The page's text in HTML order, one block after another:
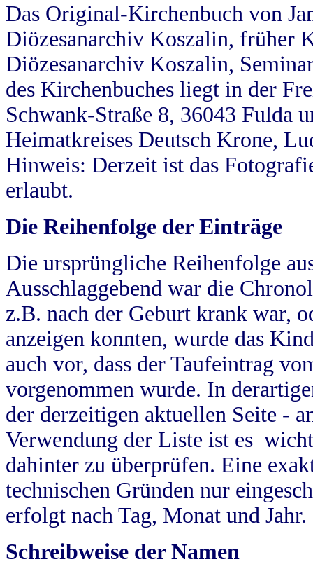
Das Original-Kirchenbuch von
Diözesanarchiv Koszalin, früher
Diözesanarchiv Koszalin,
des Kirchenbuches liegt in der
Schwank-Straße 8, 36043 Fulda
Heimatkreises Deutsch Krone,
Hinweis: Derzeit ist das
erlaubt.
Die Reihenfolge der Einträge
Die ursprüngliche Reihenfolge
Ausschlaggebend war die
z.B. nach der Geburt krank war,
anzeigen konnten, wurde das
auch vor, dass der Taufeintrag
vorgenommen wurde. In
der derzeitigen aktuellen Seite -
Verwendung der Liste ist es
dahinter zu überprüfen. Eine
technischen Gründen nur
erfolgt nach Tag, Monat und Jahr.
Schreibweise der Namen